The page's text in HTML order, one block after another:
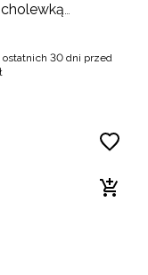
ostatnich 30 dni przed